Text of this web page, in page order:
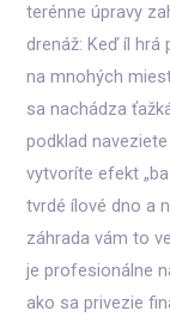
terénne úpravy
drenáž: Keď íl
na mnohých
sa nachádza
podklad
vytvoríte efekt
tvrdé ílové dno a
záhrada vám to
je profesionálne
ako sa privezie